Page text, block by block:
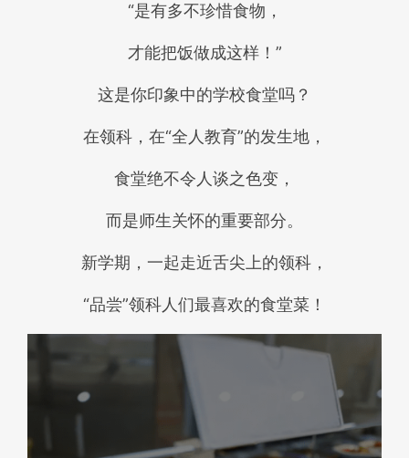
“是有多不珍惜食物，
才能把饭做成这样！”
这是你印象中的学校食堂吗？
在领科，在“全人教育”的发生地，
食堂绝不令人谈之色变，
而是师生关怀的重要部分。
新学期，一起走近舌尖上的领科，
“品尝”领科人们最喜欢的食堂菜！